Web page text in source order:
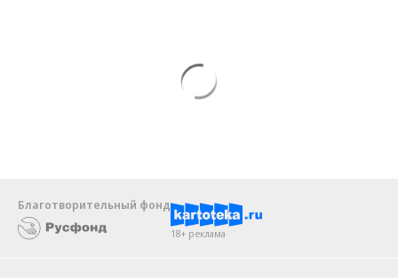
Благотворительный фонд
18+ реклама